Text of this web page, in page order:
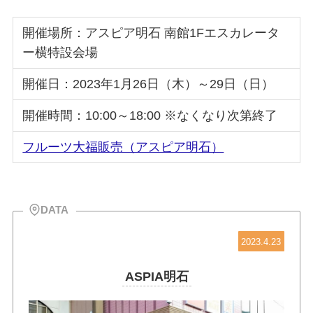
開催場所：アスピア明石 南館1Fエスカレータ
ー横特設会場
開催日：2023年1月26日（木）～29日（日）
開催時間：10:00～18:00 ※なくなり次第終了
フルーツ大福販売（アスピア明石）
DATA
2023.4.23
ASPIA明石